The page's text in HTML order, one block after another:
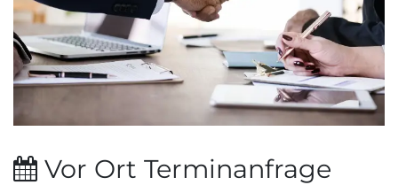
Vor Ort Terminanfrage